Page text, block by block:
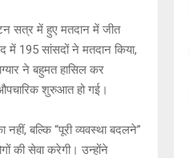
सत्र में हुए मतदान में जीत
में 195 सांसदों ने मतदान किया,
ने बहुमत हासिल कर
शुरुआत हो गई।
बल्कि “पूरी व्यवस्था बदलने”
की सेवा करेगी। उन्होंने